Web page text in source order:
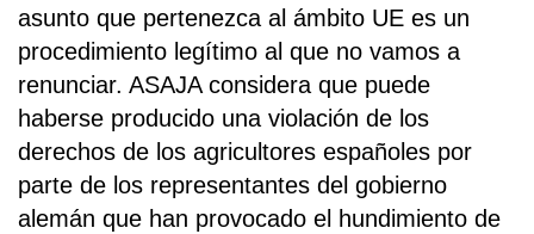
asunto que pertenezca al ámbito UE es un
procedimiento legítimo al que no vamos a
renunciar. ASAJA considera que puede
haberse producido una violación de los
derechos de los agricultores españoles por
parte de los representantes del gobierno
alemán que han provocado el hundimiento de